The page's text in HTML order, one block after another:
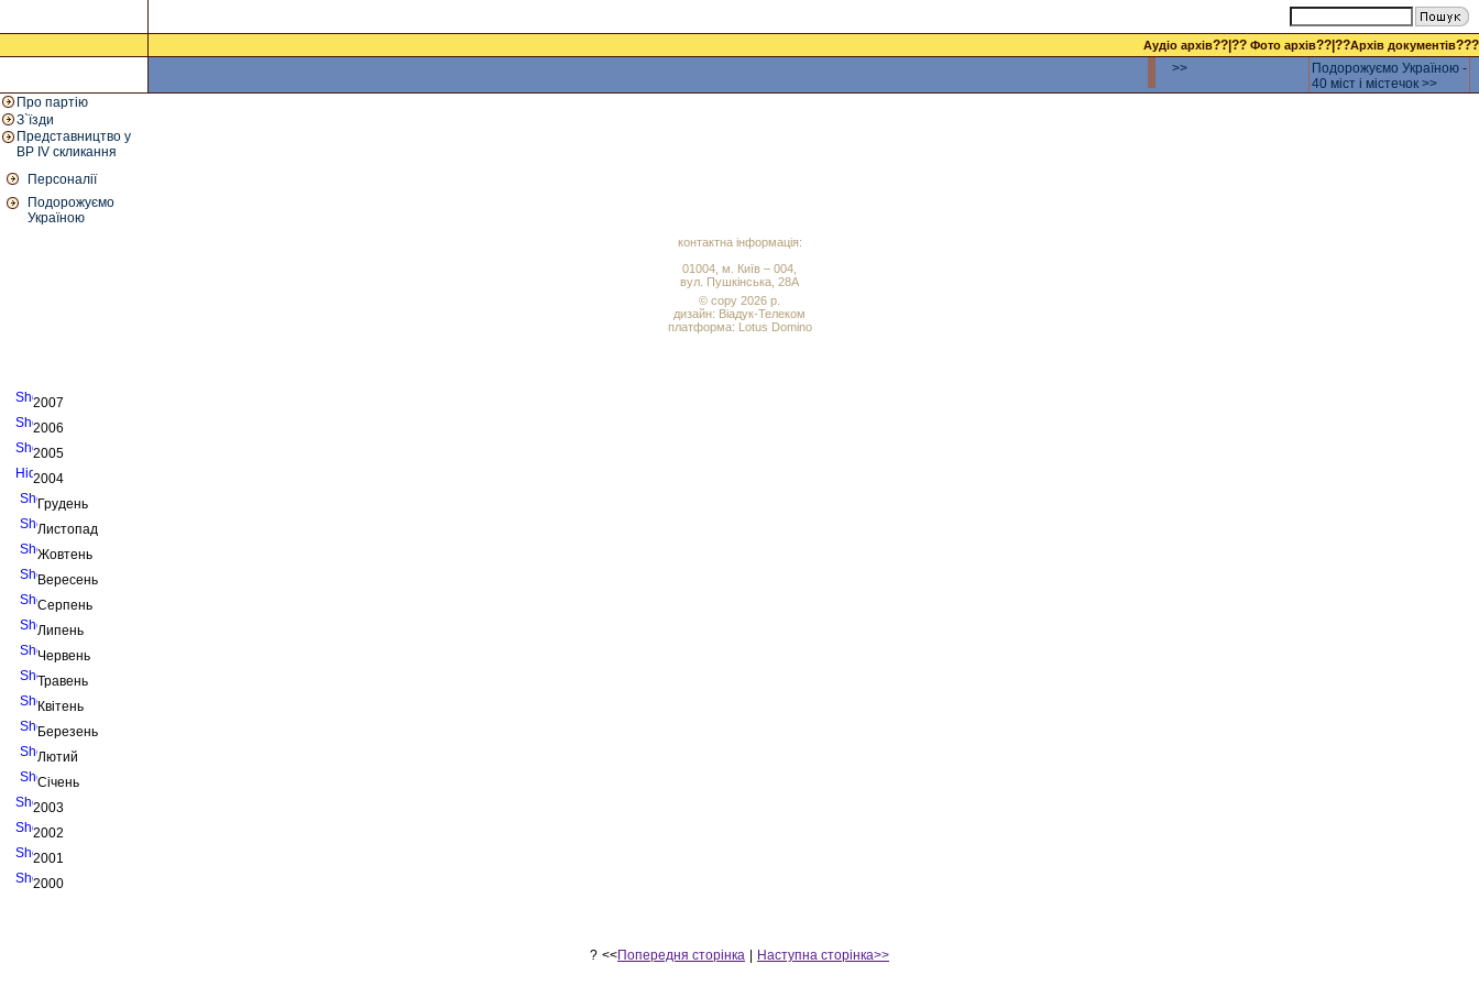
Аудіо архів??|?? Фото архів??|??Архів документів???
>>
Подорожуємо Україною -
40 міст і містечок >>
Про партію
З`їзди
Представництво у
ВР IV скликання
Персоналії
Подорожуємо
Україною
контактна інформація:
01004, м. Київ – 004,
вул. Пушкінська, 28А
© copy 2026 р.
дизайн: Віадук-Телеком
платформа: Lotus Domino
2007
2006
2005
2004
Грудень
Листопад
Жовтень
Вересень
Серпень
Липень
Червень
Травень
Квітень
Березень
Лютий
Січень
2003
2002
2001
2000
? <<Попередня сторінка Наступна сторінка>>